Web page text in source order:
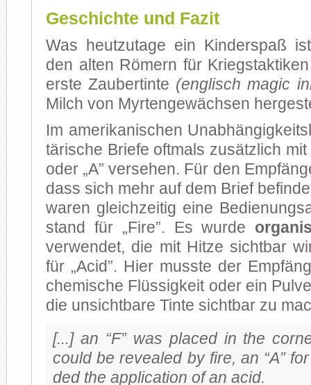
Geschichte und Fazit
Was heut­zu­ta­ge ein Kin­der­spaß
den al­ten Rö­mern für
ers­te Zau­ber­tin­te (eng­lisch ma­gic
Milch von Myr­ten­ge­wäch­sen
Im ame­ri­ka­ni­schen
tä­ri­sche Brie­fe oft­mals zu­sätz­lich mit
oder „A” ver­se­hen. Für den
dass sich mehr auf dem Brief
wa­ren gleich­zei­tig eine
stand für „Fire”. Es wur­de
ver­wen­det, die mit Hit­ze sicht­bar
für „Acid”. Hier muss­te der
che­mi­sche Flüs­sig­keit oder ein
die un­sicht­ba­re Tin­te sicht­bar zu
[...] an “F” was pla­ced in the
could be reve­a­led by fire, an “A”
ded the ap­pli­ca­ti­on of an acid.